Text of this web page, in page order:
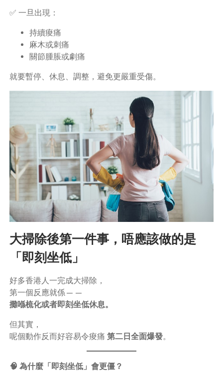
✅ 一旦出現：
持續痠痛
麻木或刺痛
關節腫脹或劇痛
就要暫停、休息、調整，避免更嚴重受傷。
大掃除後第一件事，唔應該做的是
「即刻坐低」
好多香港人一完成大掃除，
第一個反應就係——
攤喺梳化或者即刻坐低休息。
但其實，
呢個動作反而好容易令痠痛 第二日全面爆發。
🧠 為什麼「即刻坐低」會更僵？